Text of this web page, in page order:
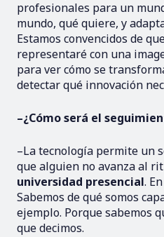
profesionales para un
mundo, qué quiere, y
Estamos convencidos de
representaré con una
para ver cómo se
detectar qué innovación
–¿Cómo será el
–La tecnología permite un
que alguien no avanza al
universidad presencial.
Sabemos de qué somos
ejemplo. Porque sabemos
que decimos.